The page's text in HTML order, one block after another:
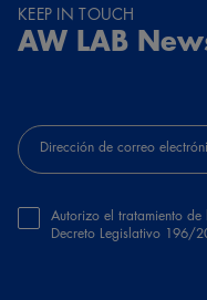
KEEP IN TOUCH
AW LAB
Dirección de correo
Autorizo el tratamiento
Decreto Legislativo 196/